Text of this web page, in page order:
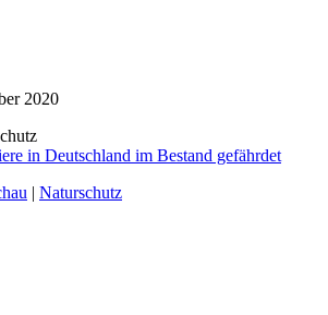
2020
in Deutschland im Bestand gefährdet
| Naturschutz